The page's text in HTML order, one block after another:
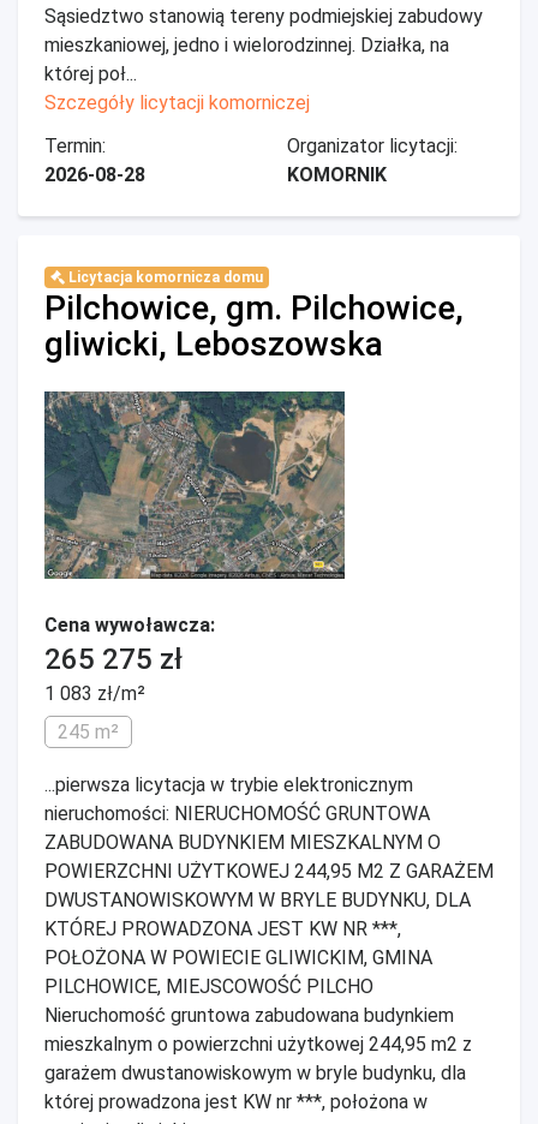
Sąsiedztwo stanowią tereny podmiejskiej zabudowy
mieszkaniowej, jedno i wielorodzinnej. Działka, na
której poł...
Szczegóły licytacji komorniczej
Termin:
2026-08-28
Organizator licytacji:
KOMORNIK
Licytacja komornicza domu
Pilchowice, gm. Pilchowice,
gliwicki, Leboszowska
Cena wywoławcza:
265 275 zł
1 083 zł/m²
245 m²
...pierwsza licytacja w trybie elektronicznym
nieruchomości: NIERUCHOMOŚĆ GRUNTOWA
ZABUDOWANA BUDYNKIEM MIESZKALNYM O
POWIERZCHNI UŻYTKOWEJ 244,95 M2 Z GARAŻEM
DWUSTANOWISKOWYM W BRYLE BUDYNKU, DLA
KTÓREJ PROWADZONA JEST KW NR ***,
POŁOŻONA W POWIECIE GLIWICKIM, GMINA
PILCHOWICE, MIEJSCOWOŚĆ PILCHO
Nieruchomość gruntowa zabudowana budynkiem
mieszkalnym o powierzchni użytkowej 244,95 m2 z
garażem dwustanowiskowym w bryle budynku, dla
której prowadzona jest KW nr ***, położona w